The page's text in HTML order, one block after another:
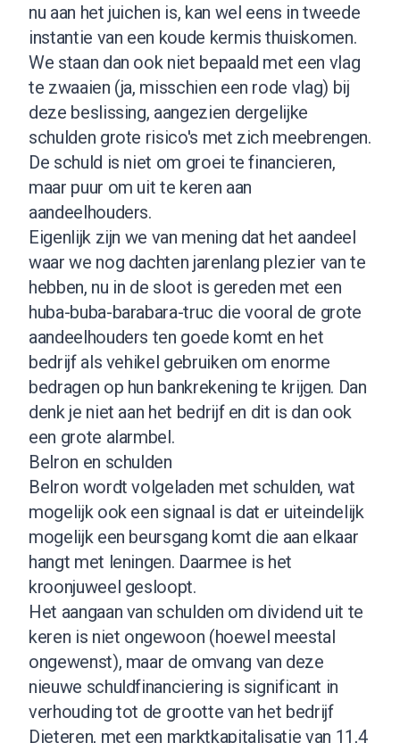
nu aan het juichen is, kan wel eens in tweede
instantie van een koude kermis thuiskomen.
We staan dan ook niet bepaald met een vlag
te zwaaien (ja, misschien een rode vlag) bij
deze beslissing, aangezien dergelijke
schulden grote risico's met zich meebrengen.
De schuld is niet om groei te financieren,
maar puur om uit te keren aan
aandeelhouders.
Eigenlijk zijn we van mening dat het aandeel
waar we nog dachten jarenlang plezier van te
hebben, nu in de sloot is gereden met een
huba-buba-barabara-truc die vooral de grote
aandeelhouders ten goede komt en het
bedrijf als vehikel gebruiken om enorme
bedragen op hun bankrekening te krijgen. Dan
denk je niet aan het bedrijf en dit is dan ook
een grote alarmbel.
Belron en schulden
Belron wordt volgeladen met schulden, wat
mogelijk ook een signaal is dat er uiteindelijk
mogelijk een beursgang komt die aan elkaar
hangt met leningen. Daarmee is het
kroonjuweel gesloopt.
Het aangaan van schulden om dividend uit te
keren is niet ongewoon (hoewel meestal
ongewenst), maar de omvang van deze
nieuwe schuldfinanciering is significant in
verhouding tot de grootte van het bedrijf
Dieteren, met een marktkapitalisatie van 11,4